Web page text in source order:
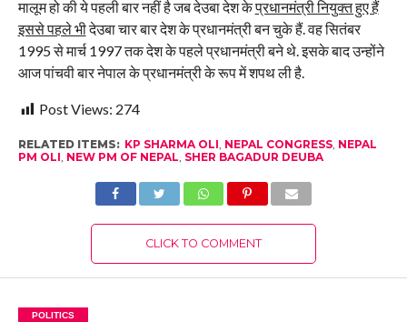
मालूम हो की ये पहली बार नहीं है जब देउबा देश केप्रधानमंत्री नियुक्त हुए हैं
इससे पहले भीदेउबा चार बार देश के प्रधानमंत्री बन चुके हैं. वह सितंबर
1995 से मार्च 1997 तक देश के पहले प्रधानमंत्री बने थे. इसके बाद उन्होंने
आज पांचवी बार नेपाल के प्रधानमंत्री के रूप में शपथ ली है.
Post Views: 274
RELATED ITEMS: KP SHARMA OLI, NEPAL CONGRESS, NEPAL
PM OLI, NEW PM OF NEPAL, SHER BAGADUR DEUBA
CLICK TO COMMENT
POLITICS